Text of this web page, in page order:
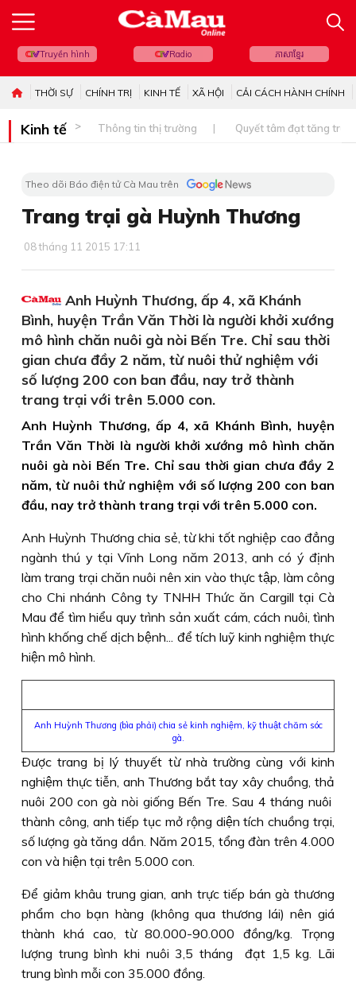
Truyền hình Radio ភាសាខ្មែរ
THỜI SỰ CHÍNH TRỊ KINH TẾ XÃ HỘI CẢI CÁCH HÀNH CHÍNH
Kinh tế Thông tin thị trường Quyết tâm đạt tăng
Theo dõi Báo điện tử Cà Mau trên
Trang trại gà Huỳnh Thương
08 tháng 11 2015 17:11
Anh Huỳnh Thương, ấp 4, xã Khánh
Bình, huyện Trần Văn Thời là người khởi xướng
mô hình chăn nuôi gà nòi Bến Tre. Chỉ sau thời
gian chưa đầy 2 năm, từ nuôi thử nghiệm với
số lượng 200 con ban đầu, nay trở thành
trang trại với trên 5.000 con.
Anh Huỳnh Thương, ấp 4, xã Khánh Bình, huyện
Trần Văn Thời là người khởi xướng mô hình chăn
nuôi gà nòi Bến Tre. Chỉ sau thời gian chưa đầy 2
năm, từ nuôi thử nghiệm với số lượng 200 con ban
đầu, nay trở thành trang trại với trên 5.000 con.
Anh Huỳnh Thương chia sẻ, từ khi tốt nghiệp cao đẳng
ngành thú y tại Vĩnh Long năm 2013, anh có ý định
làm trang trại chăn nuôi nên xin vào thực tập, làm công
cho Chi nhánh Công ty TNHH Thức ăn Cargill tại Cà
Mau để tìm hiểu quy trình sản xuất cám, cách nuôi, tình
hình khống chế dịch bệnh... để tích luỹ kinh nghiệm thực
hiện mô hình.
Anh Huỳnh Thương (bìa phải) chia sẻ kinh nghiệm, kỹ thuật chăm sóc
gà.
Ðược trang bị lý thuyết từ nhà trường cùng với kinh
nghiệm thực tiễn, anh Thương bắt tay xây chuồng, thả
nuôi 200 con gà nòi giống Bến Tre. Sau 4 tháng nuôi
thành công, anh tiếp tục mở rộng diện tích chuồng trại,
số lượng gà tăng dần. Năm 2015, tổng đàn trên 4.000
con và hiện tại trên 5.000 con.
Ðể giảm khâu trung gian, anh trực tiếp bán gà thương
phẩm cho bạn hàng (không qua thương lái) nên giá
thành khá cao, từ 80.000-90.000 đồng/kg. Trọng
lượng trung bình khi nuôi 3,5 tháng đạt 1,5 kg. Lãi
trung bình mỗi con 35.000 đồng.